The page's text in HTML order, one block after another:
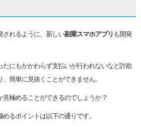
されるように、新しい副業スマホアプリ も開発
にもかかわらず支払いが行われないなど詐欺
簡単に見抜くことができません。
極めることができるのでしょうか？
るポイントは以下の通りです。